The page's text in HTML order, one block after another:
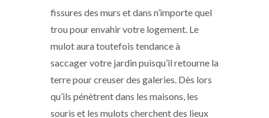
fissures des murs et dans n’importe quel
trou pour envahir votre logement. Le
mulot aura toutefois tendance à
saccager votre jardin puisqu’il retourne la
terre pour creuser des galeries. Dès lors
qu’ils pénètrent dans les maisons, les
souris et les mulots cherchent des lieux